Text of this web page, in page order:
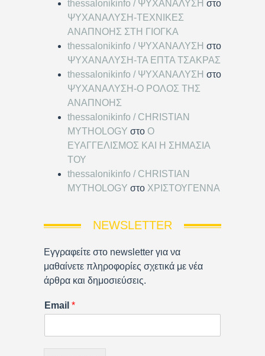
thessalonikinfo / ΨΥΧΑΝΑΛΥΣΗ στο
ΨΥΧΑΝΑΛΥΣΗ-ΤΕΧΝΙΚΕΣ
ΑΝΑΠΝΟΗΣ ΣΤΗ ΓΙΟΓΚΑ
thessalonikinfo / ΨΥΧΑΝΑΛΥΣΗ στο
ΨΥΧΑΝΑΛΥΣΗ-ΤΑ ΕΠΤΑ ΤΣΑΚΡΑΣ
thessalonikinfo / ΨΥΧΑΝΑΛΥΣΗ στο
ΨΥΧΑΝΑΛΥΣΗ-Ο ΡΟΛΟΣ ΤΗΣ
ΑΝΑΠΝΟΗΣ
thessalonikinfo / CHRISTIAN
MYTHOLOGY στο Ο
ΕΥΑΓΓΕΛΙΣΜΟΣ ΚΑΙ Η ΣΗΜΑΣΙΑ
ΤΟΥ
thessalonikinfo / CHRISTIAN
MYTHOLOGY στο ΧΡΙΣΤΟΥΓΕΝΝΑ
NEWSLETTER
Εγγραφείτε στο newsletter για να
μαθαίνετε πληροφορίες σχετικά με νέα
άρθρα και δημοσιεύσεις.
Email *